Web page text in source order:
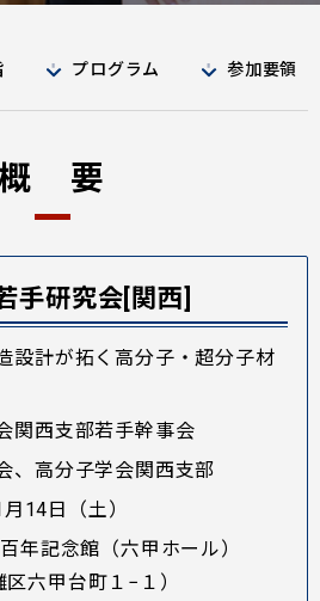
プログラム 参加要領
要
手研究会[関西]
設計が拓く高分子・超分子材
関西支部若手幹事会
、高分子学会関西支部
14日（土）
年記念館（六甲ホール）
区六甲台町１−１）